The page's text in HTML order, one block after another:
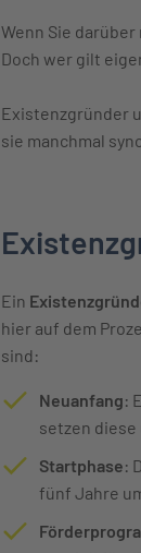
Wenn Sie
Doch wer gilt
Existenzgründer
sie manchmal
Ein
hier auf dem
sind:
Neuanfang:
setzen diese
Startphase:
fünf Jahre